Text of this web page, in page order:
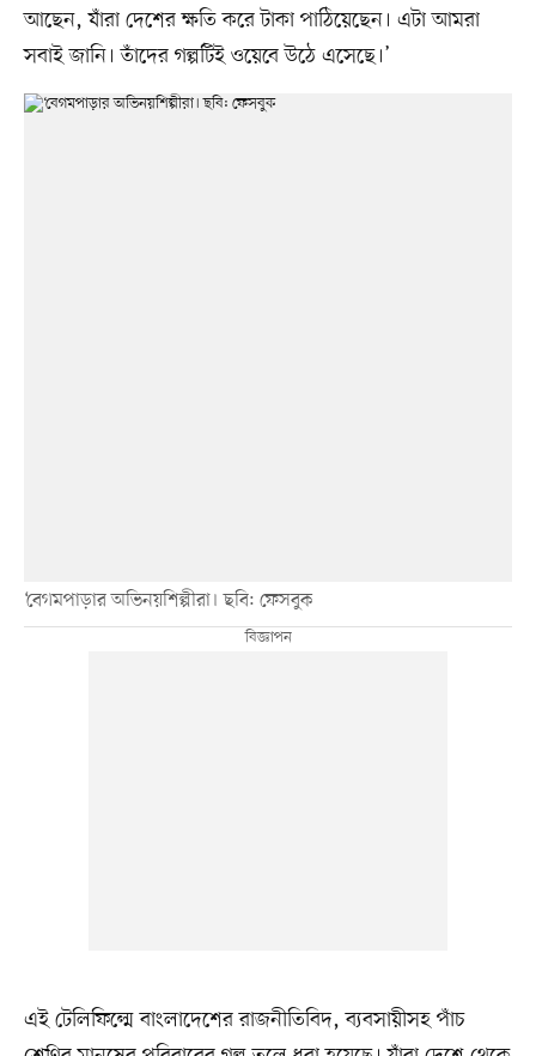
আছেন, যাঁরা দেশের ক্ষতি করে টাকা পাঠিয়েছেন। এটা আমরা
সবাই জানি। তাঁদের গল্পটিই ওয়েবে উঠে এসেছে।’
‘বেগমপাড়ার অভিনয়শিল্পীরা। ছবি: ফেসবুক
এই টেলিফিল্মে বাংলাদেশের রাজনীতিবিদ, ব্যবসায়ীসহ পাঁচ